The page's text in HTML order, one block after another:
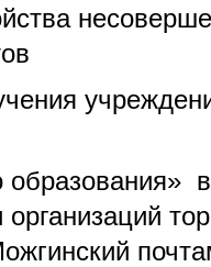
организаций